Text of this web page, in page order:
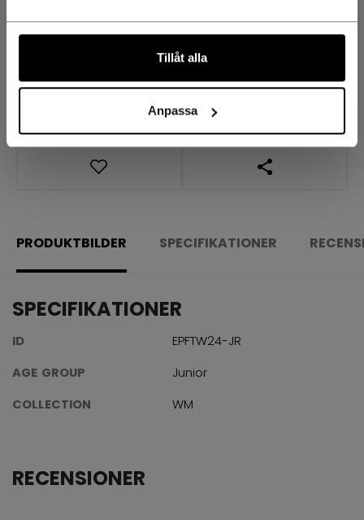
Tillåt alla
Anpassa
ÖPPNA
PRODUKTBILDER SPECIFIKATIONER
SPECIFIKATIONER
ID
EPFTW24-JR
AGE GROUP
Junior
COLLECTION
WM
RECENSIONER